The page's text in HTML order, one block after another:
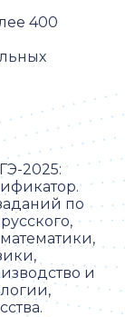
400
2025:
по
и